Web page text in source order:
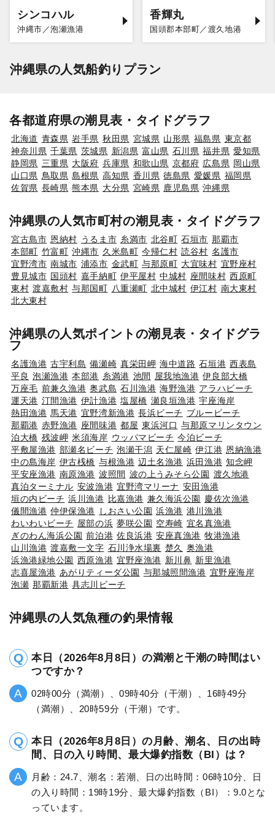
シンコハル
沖縄市／泡瀬漁港
香輝丸
国頭郡本部町／渡久地港
沖縄県の人気船釣りプラン
各都道府県の潮見表・タイドグラフ
北海道 青森県 岩手県 秋田県 宮城県 山形県 福島県 東京都
神奈川県 千葉県 茨城県 新潟県 富山県 石川県 福井県 愛知県
静岡県 三重県 大阪府 兵庫県 和歌山県 京都府 広島県 岡山県
山口県 鳥取県 島根県 高知県 香川県 徳島県 愛媛県 福岡県
佐賀県 長崎県 熊本県 大分県 宮崎県 鹿児島県 沖縄県
沖縄県の人気市町村の潮見表・タイドグラフ
宮古島市 恩納村 うるま市 糸満市 北谷町 石垣市 那覇市
本部町 竹富町 沖縄市 久米島町 今帰仁村 読谷村 名護市
宜野湾市 南城市 浦添市 金武町 与那原町 大宜味村 宜野座村
豊見城市 国頭村 嘉手納町 伊平屋村 中城村 座間味村 西原町
東村 渡嘉敷村 与那国町 八重瀬町 北中城村 伊江村 南大東村
北大東村
沖縄県の人気ポイントの潮見表・タイドグラ
フ
名護漁港 古宇利島 備瀬崎 真栄田岬 海中道路 石垣港 西表島
平良 泡瀬漁港 本部港 糸満港 池間 屋我地漁港 伊良部大橋
万座毛 前兼久漁港 奥武島 石川漁港 海野漁港 アラハビーチ
運天港 汀間漁港 伊計漁港 塩屋橋 瀬良垣漁港 宇座海岸
熱田漁港 馬天港 宜野湾新漁港 長浜ビーチ ブルービーチ
那覇港 赤野漁港 座間味港 都屋 東浜河口 与那原マリンタウン
泊大橋 残波岬 米須海岸 ウッパマビーチ 今泊ビーチ
平敷屋漁港 部瀬名ビーチ 泡瀬干潟 天仁屋崎 伊江港 恩納漁港
中の島海岸 伊古桟橋 与根漁港 辺土名漁港 浜田漁港 知念岬
平安座漁港 南原漁港 波照間 波の上うみそら公園 渡久地港
真泊ターミナル 安波漁港 宜野湾マリーナ 安田漁港
垣の内ビーチ 浜川漁港 比嘉漁港 兼久海浜公園
慶佐次漁港
儀間漁港 仲伊保漁港 しおさい公園 浜漁港 港川漁港
わいわいビーチ 屋部の浜 夢咲公園 空寿崎 宜名真漁港
ぎのわん海浜公園 前泊港 佐良浜港 安座真漁港 牧港漁港
山川漁港 渡嘉敷一文字 石川浄水場裏 楚久
奥漁港
浜漁港緑地公園 西原漁港 宜野座漁港 新川鼻 新里漁港
志喜屋漁港 あがりティーダ公園 与那城照間漁港 宜野座海岸
泡瀬 那覇新港 具志川ビーチ
沖縄県の人気魚種の釣果情報
本日（2026年8月8日）の満潮と干潮の時間はい
つですか？
02時00分（満潮）、09時40分（干潮）、16時49分
（満潮）、20時59分（干潮）です。
本日（2026年8月8日）の月齢、潮名、日の出時
間、日の入り時間、最大爆釣指数（BI）は？
月齢：24.7、潮名：若潮、日の出時間：06時10分、日
の入り時間：19時19分、最大爆釣指数（BI）：9.0とな
っています。